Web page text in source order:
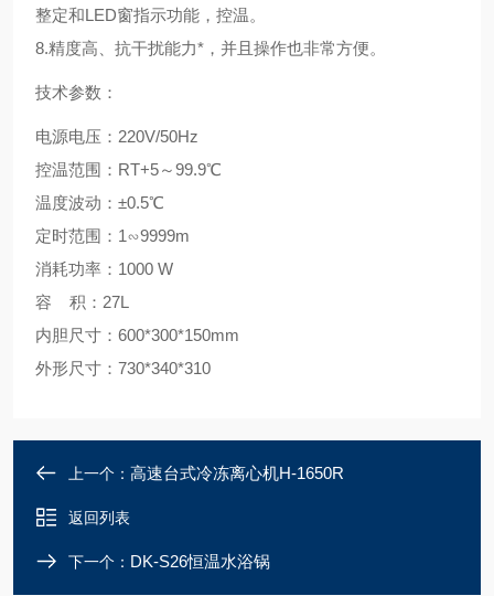
整定和LED窗指示功能，控温。
8.精度高、抗干扰能力*，并且操作也非常方便。
技术参数：
电源电压：220V/50Hz
控温范围：RT+5～99.9℃
温度波动：±0.5℃
定时范围：1∽9999m
消耗功率：1000 W
容 积：27L
内胆尺寸：600*300*150mm
外形尺寸：730*340*310
上一个： 高速台式冷冻离心机H-1650R
返回列表
下一个： DK-S26恒温水浴锅